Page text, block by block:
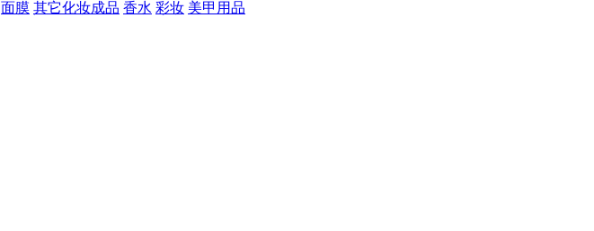
面膜 其它化妆成品 香水 彩妆 美甲用品